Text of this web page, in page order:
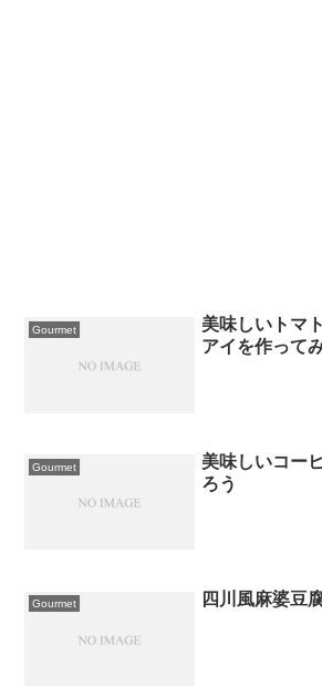
Gourmet
美味しいトマ
アイを作って
Gourmet
美味しいコー
ろう
Gourmet 四川風麻婆豆